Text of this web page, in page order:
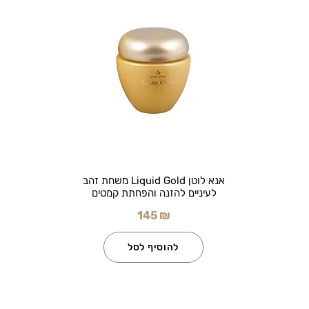
אנא לוטן Liquid Gold משחת זהב
לעיניים להזנה והפחתת קמטים
145 ₪
להוסיף לסל